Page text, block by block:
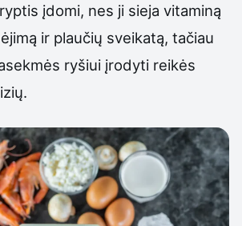
įdomi, nes ji sieja vitaminą
ir plaučių sveikatą, tačiau
ryšiui įrodyti reikės